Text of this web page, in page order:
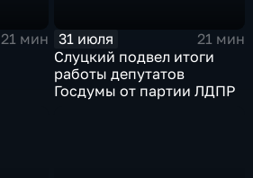
21 мин
31 июля
21 мин
Слуцкий подвел итоги
работы депутатов
Госдумы от партии ЛДПР